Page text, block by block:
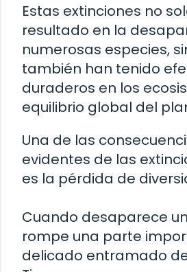
Estas extinciones no
resultado en la
numerosas especies,
también han tenido
duraderos en los
equilibrio global del
Una de las
evidentes de las
es la pérdida de
Cuando desaparece
rompe una parte
delicado entramado